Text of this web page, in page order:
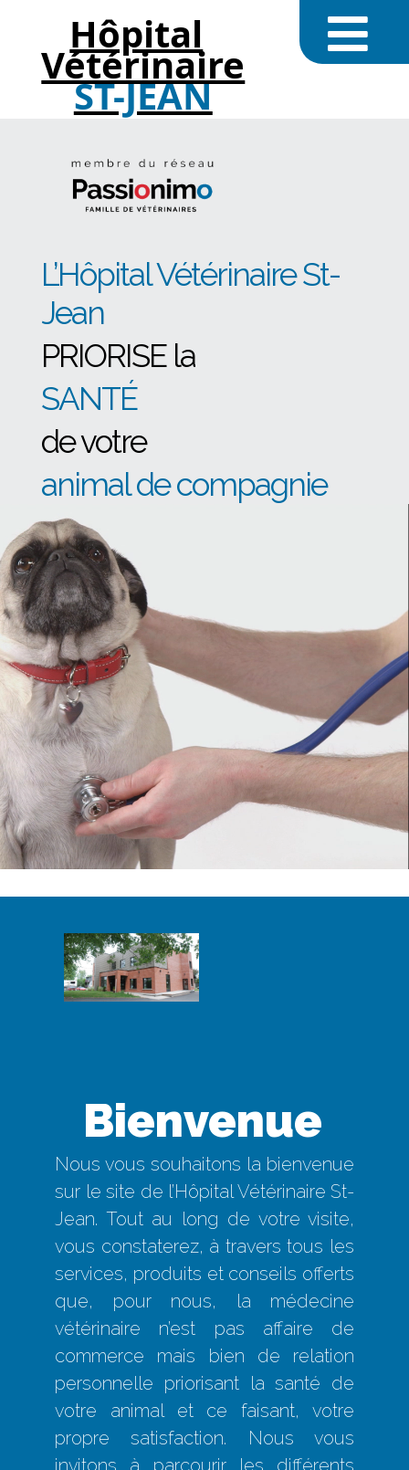
Hôpital
Vétérinaire
ST-JEAN
L’Hôpital Vétérinaire St-
Jean
PRIORISE la
SANTÉ
de votre
animal de compagnie
Bienvenue
Nous vous souhaitons la bienvenue
sur le site de l’Hôpital Vétérinaire St-
Jean. Tout au long de votre visite,
vous constaterez, à travers tous les
services, produits et conseils offerts
que, pour nous, la médecine
vétérinaire n’est pas affaire de
commerce mais bien de relation
personnelle priorisant la santé de
votre animal et ce faisant, votre
propre satisfaction. Nous vous
invitons à parcourir les différents